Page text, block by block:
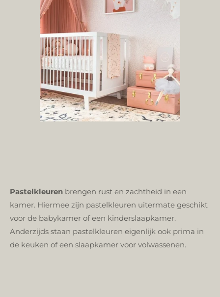
Pastelkleuren brengen rust en zachtheid in een
kamer. Hiermee zijn pastelkleuren uitermate geschikt
voor de babykamer of een kinderslaapkamer.
Anderzijds staan pastelkleuren eigenlijk ook prima in
de keuken of een slaapkamer voor volwassenen.